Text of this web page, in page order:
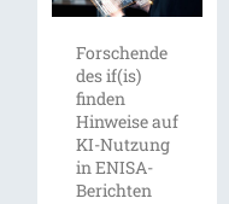
Forschende
des if(is)
finden
Hinweise auf
KI-Nutzung
in ENISA-
Berichten